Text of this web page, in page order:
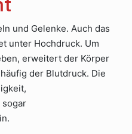
und Gelenke. Auch das
unter Hochdruck. Um
erweitert der Körper
der Blutdruck. Die
sogar